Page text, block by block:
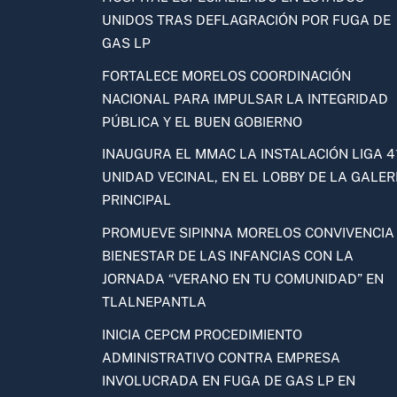
UNIDOS TRAS DEFLAGRACIÓN POR FUGA DE
GAS LP
FORTALECE MORELOS COORDINACIÓN
NACIONAL PARA IMPULSAR LA INTEGRIDAD
PÚBLICA Y EL BUEN GOBIERNO
INAUGURA EL MMAC LA INSTALACIÓN LIGA
UNIDAD VECINAL, EN EL LOBBY DE LA
PRINCIPAL
PROMUEVE SIPINNA MORELOS CONVIVENCIA
BIENESTAR DE LAS INFANCIAS CON LA
JORNADA “VERANO EN TU COMUNIDAD” EN
TLALNEPANTLA
INICIA CEPCM PROCEDIMIENTO
ADMINISTRATIVO CONTRA EMPRESA
INVOLUCRADA EN FUGA DE GAS LP EN